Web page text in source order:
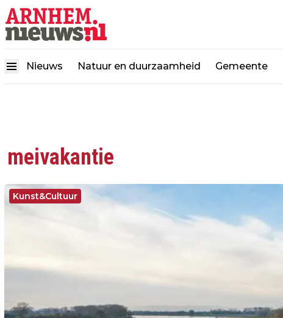
Nieuws Natuur en duurzaamheid Gemeente
meivakantie
Kunst&Cultuur